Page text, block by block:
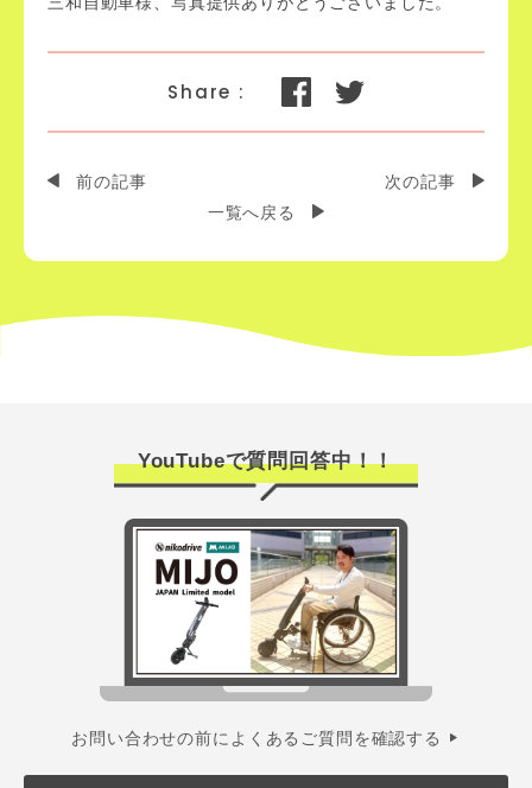
前の記事
一覧へ戻る
次の記事
YouTubeで質問回答中！！
お問い合わせの前によくあるご質問を確認する